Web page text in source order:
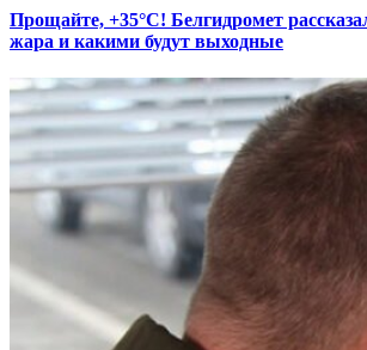
Прощайте, +35°С! Белгидромет
жара и какими будут выходные